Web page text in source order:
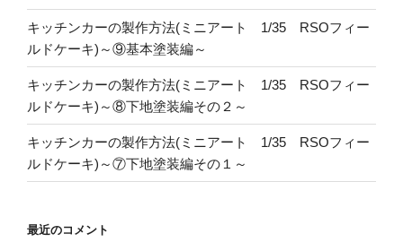
キッチンカーの製作方法(ミニアート 1/35 RSOフィー
ルドケーキ)～⑨基本塗装編～
キッチンカーの製作方法(ミニアート 1/35 RSOフィー
ルドケーキ)～⑧下地塗装編その２～
キッチンカーの製作方法(ミニアート 1/35 RSOフィー
ルドケーキ)～⑦下地塗装編その１～
最近のコメント